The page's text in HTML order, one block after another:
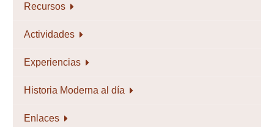
Recursos
Actividades
Experiencias
Historia Moderna al día
Enlaces